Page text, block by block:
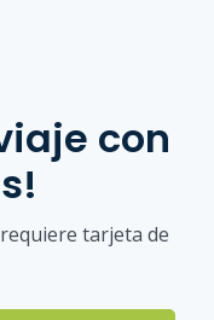
con
tarjeta de